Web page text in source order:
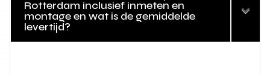
Rotterdam inclusief inmeten en
montage en wat is de gemiddelde
levertijd?